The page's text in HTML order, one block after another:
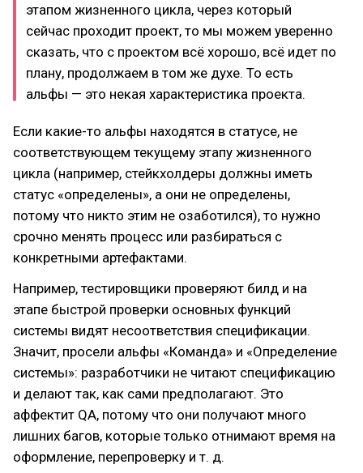
этапом жизненного цикла, через который
сейчас проходит проект, то мы можем уверенно
сказать, что с проектом всё хорошо, всё идет по
плану, продолжаем в том же духе. То есть
альфы — это некая характеристика проекта.
Если какие-то альфы находятся в статусе, не
соответствующем текущему этапу жизненного
цикла (например, стейкхолдеры должны иметь
статус «определены», а они не определены,
потому что никто этим не озаботился), то нужно
срочно менять процесс или разбираться с
конкретными артефактами.
Например, тестировщики проверяют билд и на
этапе быстрой проверки основных функций
системы видят несоответствия спецификации.
Значит, просели альфы «Команда» и «Определение
системы»: разработчики не читают спецификацию
и делают так, как сами предполагают. Это
аффектит QA, потому что они получают много
лишних багов, которые только отнимают время на
оформление, перепроверку и т. д.